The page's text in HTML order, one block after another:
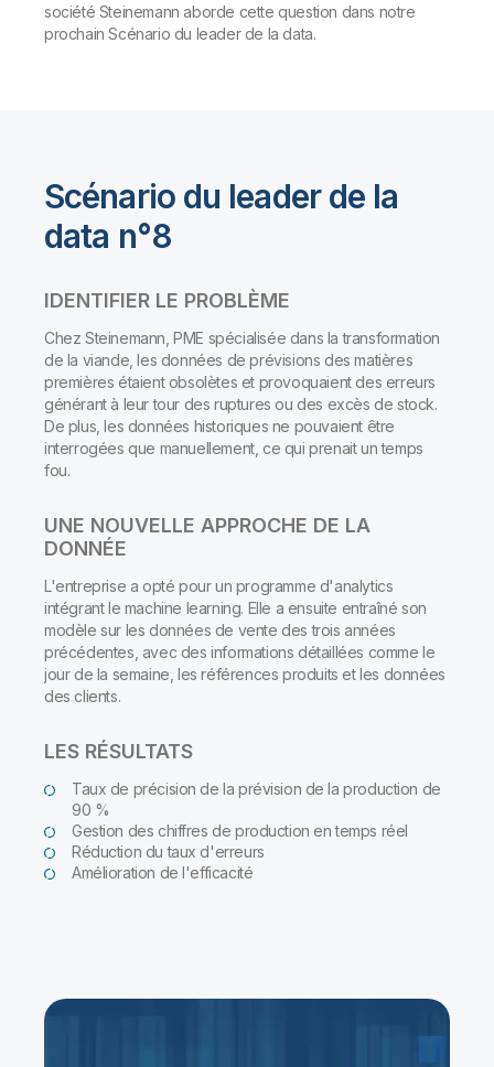
société Steinemann aborde cette question dans notre
prochain Scénario du leader de la data.
Scénario du leader de la
data n°8
IDENTIFIER LE PROBLÈME
Chez Steinemann, PME spécialisée dans la transformation
de la viande, les données de prévisions des matières
premières étaient obsolètes et provoquaient des erreurs
générant à leur tour des ruptures ou des excès de stock.
De plus, les données historiques ne pouvaient être
interrogées que manuellement, ce qui prenait un temps
fou.
UNE NOUVELLE APPROCHE DE LA
DONNÉE
L'entreprise a opté pour un programme d'analytics
intégrant le machine learning. Elle a ensuite entraîné son
modèle sur les données de vente des trois années
précédentes, avec des informations détaillées comme le
jour de la semaine, les références produits et les données
des clients.
LES RÉSULTATS
Taux de précision de la prévision de la production de
90 %
Gestion des chiffres de production en temps réel
Réduction du taux d'erreurs
Amélioration de l'efficacité